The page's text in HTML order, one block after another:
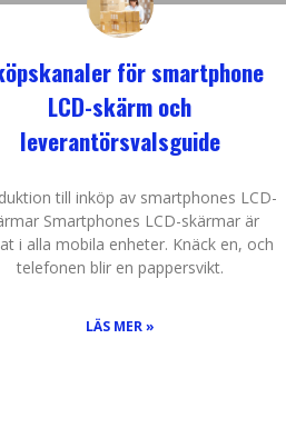
för smartphone
LCD-skärm och
leverantörsvalsguide
till inköp av smartphones LCD-
Smartphones LCD-skärmar är
i alla mobila enheter. Knäck en, och
telefonen blir en pappersvikt.
LÄS MER »